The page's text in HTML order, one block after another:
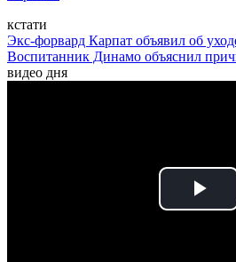
кстати
Экс-форвард Карпат объявил об
Воспитанник Динамо объяснил
видео дня